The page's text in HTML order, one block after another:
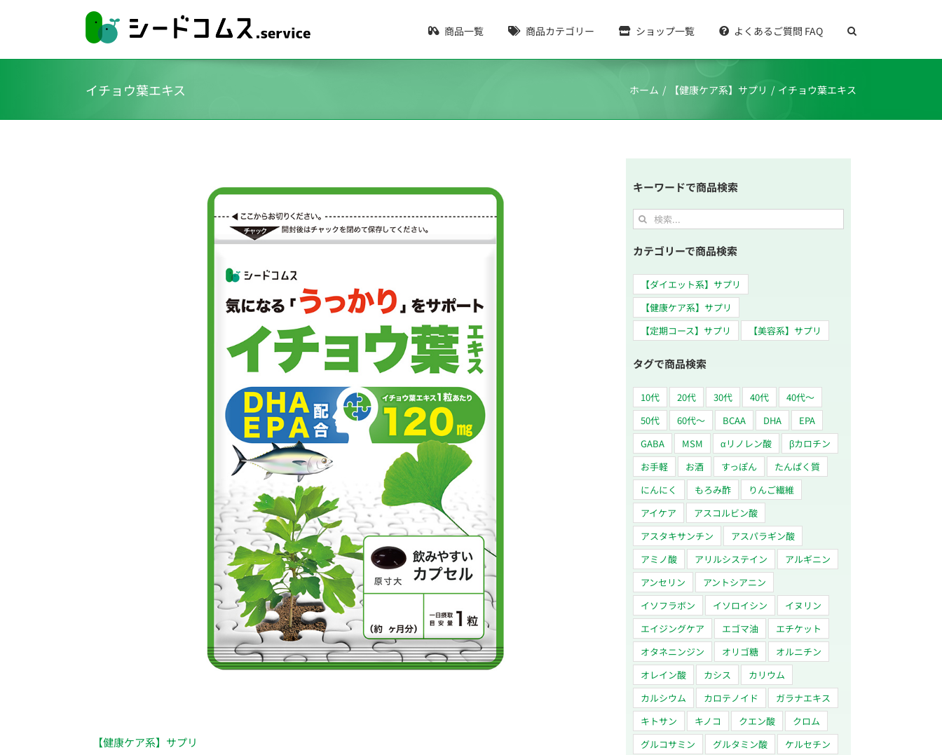
商品一覧 商品カテゴリー ショップ一覧 よくあるご質問 FAQ
イチョウ葉エキス ホーム 【健康ケア系】サプリ イチョウ葉エキス
【健康ケア系】サプリ
キーワードで商品検索
カテゴリーで商品検索
【ダイエット系】サプリ
【健康ケア系】サプリ
【定期コース】サプリ
【美容系】サプリ
タグで商品検索
10代 20代 30代 40代
40代～
50代
60代〜 BCAA DHA
EPA
GABA
MSM αリノレン酸
βカロチン
お手軽
お酒 すっぽん
たんぱく質
にんにく
もろみ酢
りんご繊維
アイケア
アスコルビン酸
アスタキサンチン
アスパラギン酸
アミノ酸
アリルシステイン
アルギニン
アンセリン
アントシアニン
イソフラボン
イソロイシン
イヌリン
エイジングケア
エゴマ油
エチケット
オタネニンジン
オリゴ糖
オルニチン
オレイン酸
カシス
カリウム
カルシウム
カロテノイド
ガラナエキス
キトサン
キノコ クエン酸
クロム
グルコサミン
グルタミン酸
ケルセチン